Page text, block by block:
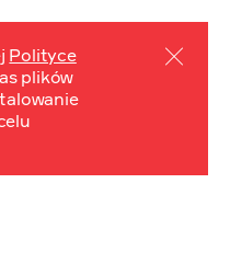
Polityce
plików